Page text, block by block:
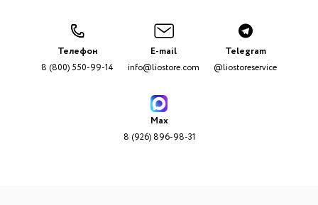
Телефон
8 (800) 550-99-14
E-mail
info@liostore.com
Telegram
@liostoreservice
Max
8 (926) 896-98-31